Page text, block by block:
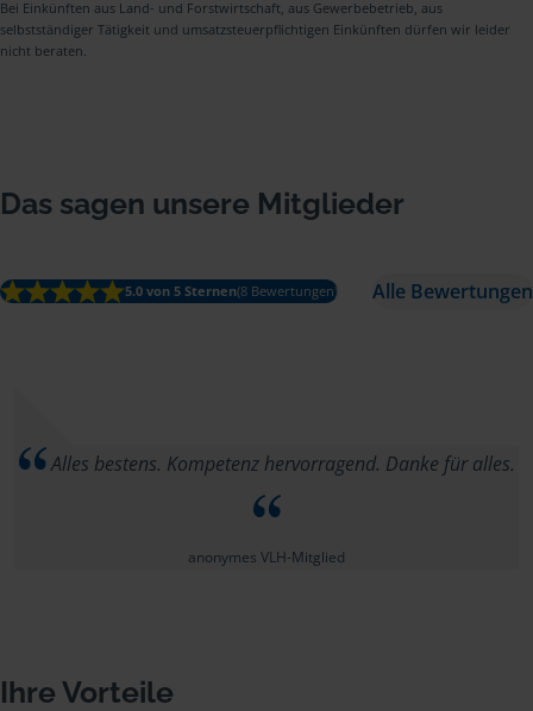
Bei Einkünften aus Land- und Forstwirtschaft, aus Gewerbebetrieb, aus
selbstständiger Tätigkeit und umsatzsteuerpflichtigen Einkünften dürfen wir leider
nicht beraten.
Das sagen unsere Mitglieder
5.0 von 5 Sternen(8 Bewertungen) Alle Bewertungen
Alles bestens. Kompetenz hervorragend. Danke für alles.
anonymes VLH-Mitglied
Ihre Vorteile